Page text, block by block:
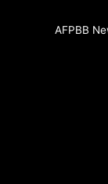
AFPBB